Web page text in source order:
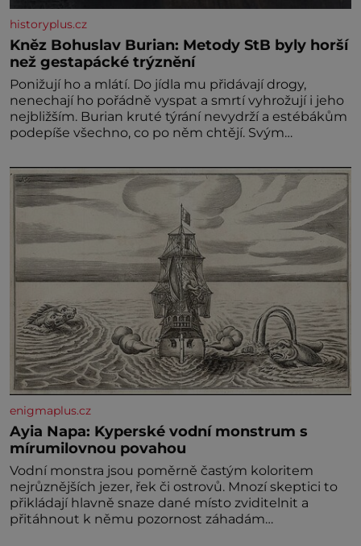
historyplus.cz
Kněz Bohuslav Burian: Metody StB byly horší
než gestapácké trýznění
Ponižují ho a mlátí. Do jídla mu přidávají drogy,
nenechají ho pořádně vyspat a smrtí vyhrožují i jeho
nejbližším. Burian kruté týrání nevydrží a estébákům
podepíše všechno, co po něm chtějí. Svým
výslechů nikdo nevyvíjel fyzický ani psychický nátlak.
Syn brněnského řezníka chce být knězem a
enigmaplus.cz
Ayia Napa: Kyperské vodní monstrum s
mírumilovnou povahou
Vodní monstra jsou poměrně častým koloritem
nejrůznějších jezer, řek či ostrovů. Mnozí skeptici to
přikládají hlavně snaze dané místo zviditelnit a
přitáhnout k němu pozornost záhadám